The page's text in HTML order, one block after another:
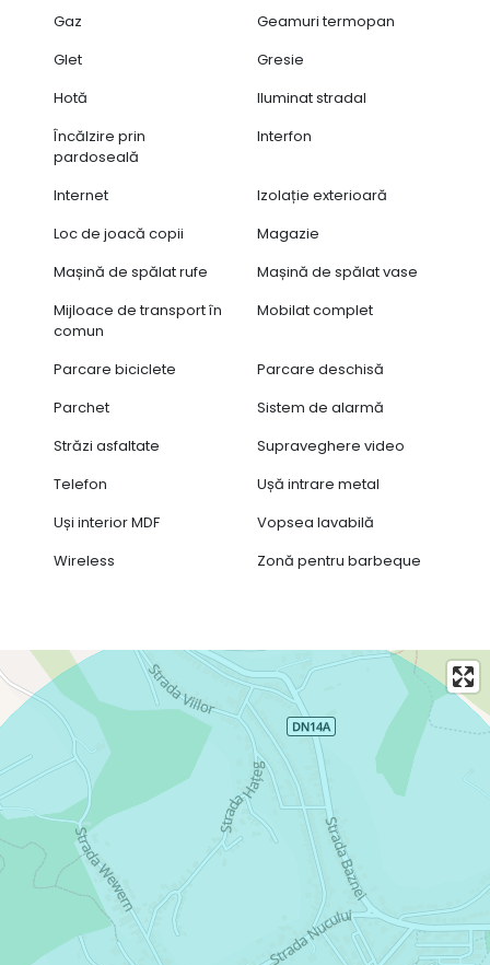
Gaz
Geamuri termopan
Glet
Gresie
Hotă
Iluminat stradal
Încălzire prin
pardoseală
Interfon
Internet
Izolație exterioară
Loc de joacă copii
Magazie
Mașină de spălat rufe
Mașină de spălat vase
Mijloace de transport în
comun
Mobilat complet
Parcare biciclete
Parcare deschisă
Parchet
Sistem de alarmă
Străzi asfaltate
Supraveghere video
Telefon
Ușă intrare metal
Uși interior MDF
Vopsea lavabilă
Wireless
Zonă pentru barbeque